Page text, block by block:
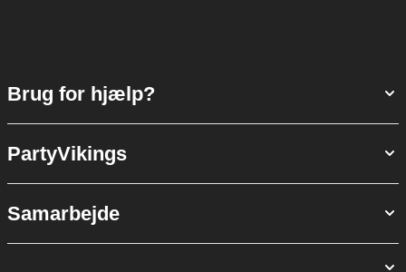
Brug for hjælp?
PartyVikings
Samarbejde